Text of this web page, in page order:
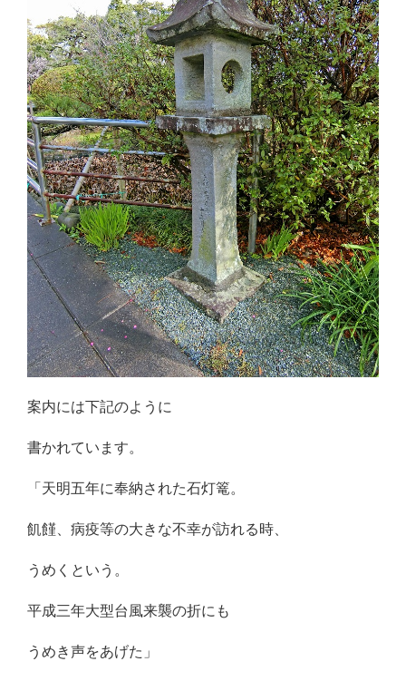
案内には下記のように
書かれています。
「天明五年に奉納された石灯篭。
飢饉、病疫等の大きな不幸が訪れる時、
うめくという。
平成三年大型台風来襲の折にも
うめき声をあげた」